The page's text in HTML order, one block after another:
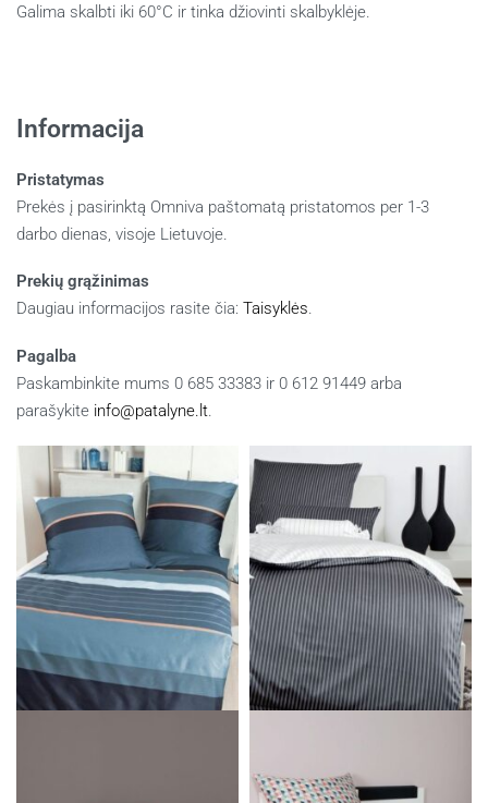
Galima skalbti iki 60°C ir tinka džiovinti skalbyklėje.
Informacija
Pristatymas
Prekės į pasirinktą Omniva paštomatą pristatomos per 1-3
darbo dienas, visoje Lietuvoje.
Prekių grąžinimas
Daugiau informacijos rasite čia: Taisyklės.
Pagalba
Paskambinkite mums 0 685 33383 ir 0 612 91449 arba
parašykite info@patalyne.lt.
Panašūs produktai
Patalynės komplektas J.D.
Patalynės komplektas MODERN